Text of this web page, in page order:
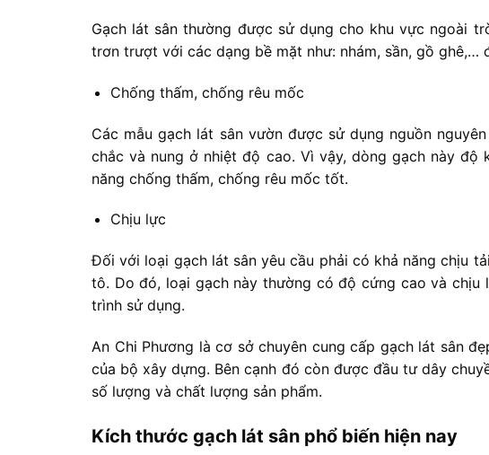
Gạch lát sân thường được sử dụng cho khu vực ngoài
trơn trượt với các dạng bề mặt như: nhám, sần, gồ
Chống thấm, chống rêu mốc
Các mẫu gạch lát sân vườn được sử dụng nguồn
chắc và nung ở nhiệt độ cao. Vì vậy, dòng gạch này
năng chống thấm, chống rêu mốc tốt.
Chịu lực
Đối với loại gạch lát sân yêu cầu phải có khả năng chịu
tô. Do đó, loại gạch này thường có độ cứng cao và
trình sử dụng.
An Chi Phương là cơ sở chuyên cung cấp gạch lát sân
của bộ xây dựng. Bên cạnh đó còn được đầu tư dây
số lượng và chất lượng sản phẩm.
Kích thước gạch lát sân phổ biến hiện nay